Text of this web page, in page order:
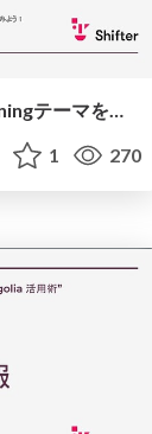
Shfterの基本:ShifterとLightningテーマを使ってWordPressで安全な静的サイトを作ってみよう！
1 270